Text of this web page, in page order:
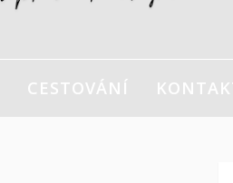
CESTOVÁNÍ